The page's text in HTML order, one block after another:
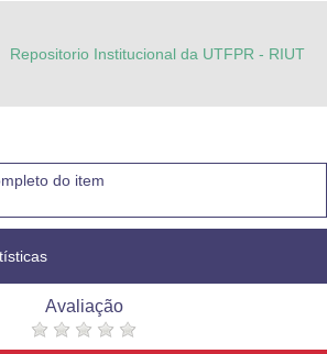
Repositorio Institucional da UTFPR - RIUT
do item
Avaliação